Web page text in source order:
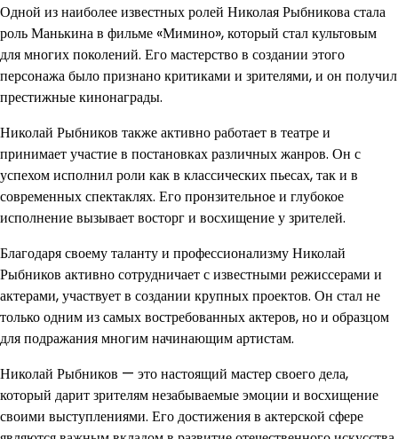
Одной из наиболее известных ролей Николая Рыбникова стала
роль Манькина в фильме «Мимино», который стал культовым
для многих поколений. Его мастерство в создании этого
персонажа было признано критиками и зрителями, и он получил
престижные кинонаграды.
Николай Рыбников также активно работает в театре и
принимает участие в постановках различных жанров. Он с
успехом исполнил роли как в классических пьесах, так и в
современных спектаклях. Его пронзительное и глубокое
исполнение вызывает восторг и восхищение у зрителей.
Благодаря своему таланту и профессионализму Николай
Рыбников активно сотрудничает с известными режиссерами и
актерами, участвует в создании крупных проектов. Он стал не
только одним из самых востребованных актеров, но и образцом
для подражания многим начинающим артистам.
Николай Рыбников — это настоящий мастер своего дела,
который дарит зрителям незабываемые эмоции и восхищение
своими выступлениями. Его достижения в актерской сфере